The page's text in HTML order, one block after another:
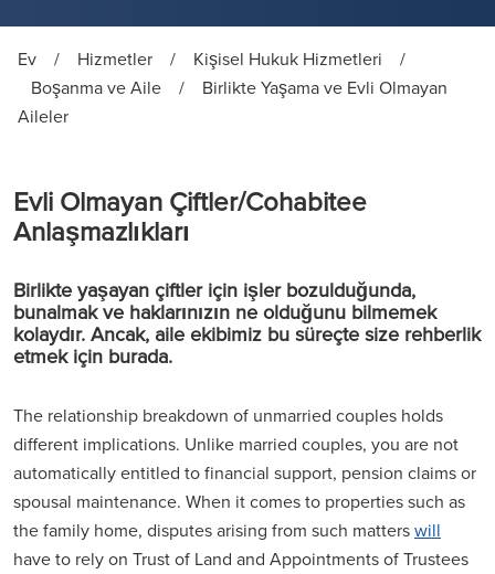
Ev / Hizmetler / Kişisel Hukuk Hizmetleri
/
Boşanma ve Aile
/
Birlikte Yaşama ve Evli Olmayan
Aileler
Evli Olmayan Çiftler/Cohabitee
Anlaşmazlıkları
Birlikte yaşayan çiftler için işler bozulduğunda,
bunalmak ve haklarınızın ne olduğunu bilmemek
kolaydır. Ancak, aile ekibimiz bu süreçte size rehberlik
etmek için burada.
The relationship breakdown of unmarried couples holds
different implications. Unlike married couples, you are not
automatically entitled to financial support, pension claims or
spousal maintenance. When it comes to properties such as
the family home, disputes arising from such matterswill
have to rely on Trust of Land and Appointments of Trustees